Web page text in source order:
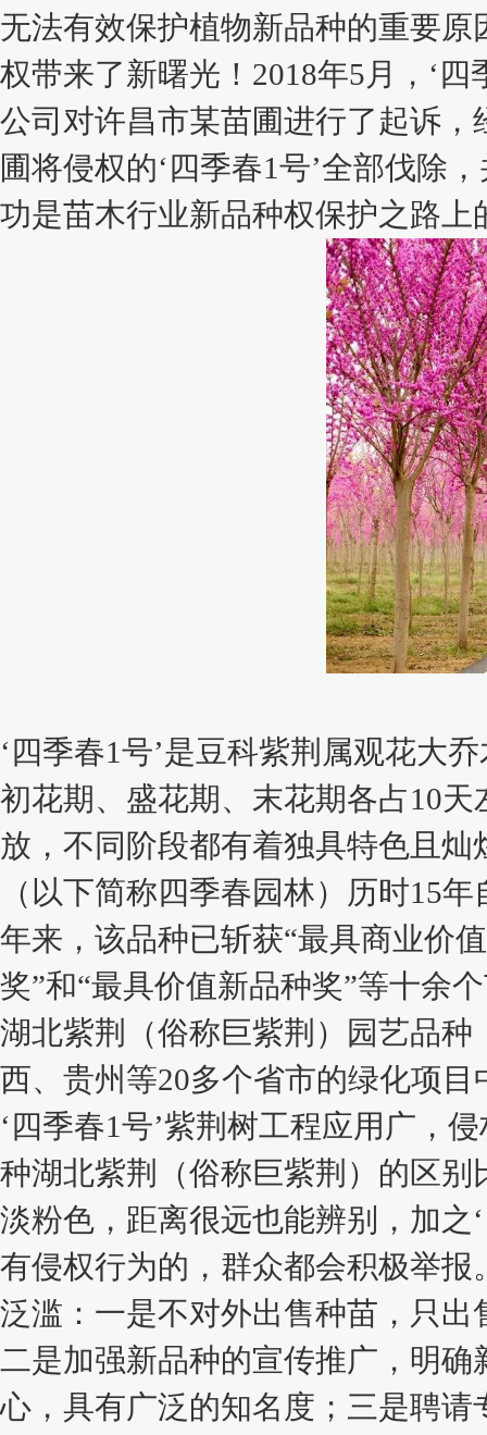
无法有效保护植物新品种的重要
权带来了新曙光！2018年5月，‘
公司对许昌市某苗圃进行了起诉
圃将侵权的‘四季春1号’全部伐除
功是苗木行业新品种权保护之路上
‘四季春1号’是豆科紫荆属观花大
初花期、盛花期、末花期各占10
放，不同阶段都有着独具特色且
（以下简称四季春园林）历时15
年来，该品种已斩获“最具商业价
奖”和“最具价值新品种奖”等十余
湖北紫荆（俗称巨紫荆）园艺品
西、贵州等20多个省市的绿化项
‘四季春1号’紫荆树工程应用广，
种湖北紫荆（俗称巨紫荆）的区
淡粉色，距离很远也能辨别，加之
有侵权行为的，群众都会积极举
泛滥：一是不对外出售种苗，只
二是加强新品种的宣传推广，明
心，具有广泛的知名度；三是聘